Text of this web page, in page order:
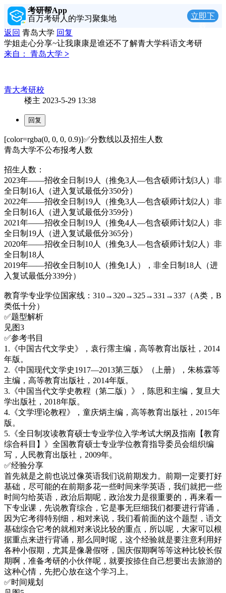
考研帮App
百万考研人的学习聚集地
立即下
返回 青岛大学 回复
学姐走心分享~让我康康是谁还不了解青大学科语文考研
来自：
青岛大学 >
青大考研校
楼主 2023-5-29 13:38
[color=rgba(0, 0, 0, 0.9)]✅分数线以及招生人数
青岛大学不公布报考人数
招生人数：
2023年——招收全日制19人（推免3人—包含硕师计划3人）非
全日制16人（进入复试最低分350分）
2022年——招收全日制19人（推免3人—包含硕师计划2人）非
全日制16人（进入复试最低分359分）
2021年——招收全日制19人（推免4人—包含硕师计划2人）非
全日制19人（进入复试最低分365分）
2020年——招收全日制10人（推免3人—包含硕师计划2人）非
全日制18人
2019年——招收全日制10人（推免1人），非全日制18人（进
入复试最低分339分）
教育学专业学位国家线：310→320→325→331→337（A类，B
类低十分）
✅题型解析
见图3
✅参考书目
1.《中国古代文学史》，袁行霈主编，高等教育出版社，2014
年版。
2.《中国现代文学史1917—2013第三版》（上册），朱栋霖等
主编，高等教育出版社，2014年版。
3.《中国当代文学史教程（第二版）》，陈思和主编，复旦大
学出版社，2018年版。
4.《文学理论教程》，童庆炳主编，高等教育出版社，2015年
版。
5.《全日制攻读教育硕士专业学位入学考试大纲及指南【教育
综合科目】》全国教育硕士专业学位教育指导委员会组织编
写，人民教育出版社，2009年。
✅经验分享
首先就是之前也说过像英语我们说前期发力。前期一定要打好
基础，尽可能的在前期多花一些时间来学英语，我们就把一些
时间匀给英语，政治后期呢，政治发力是很重要的，再来看一
下专业课，先说教育综合，它是事无巨细我们都要进行背诵，
因为它考得特别细，相对来说，我们看前面的这个题型，语文
基础综合它考的就相对来说比较的重点，所以呢，大家可以根
据重点来进行背诵，那么同时呢，这个经验就是要注意利用好
各种小假期，尤其是像暑假呀，国庆假期啊等等这种比较长假
期啊，准备考研的小伙伴呢，就要按捺住自己想要出去旅游的
这种心情，先把心放在这个学习上。
✅时间规划